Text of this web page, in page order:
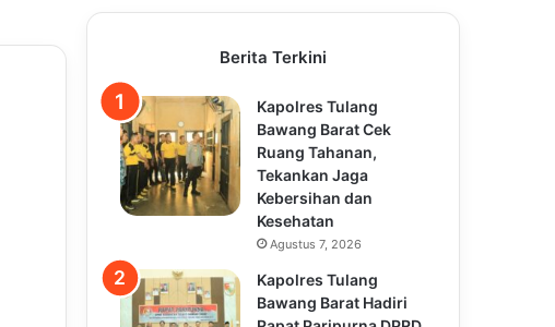
Berita Terkini
Kapolres Tulang
Bawang Barat Cek
Ruang Tahanan,
Tekankan Jaga
Kebersihan dan
Kesehatan
Agustus 7, 2026
Kapolres Tulang
Bawang Barat Hadiri